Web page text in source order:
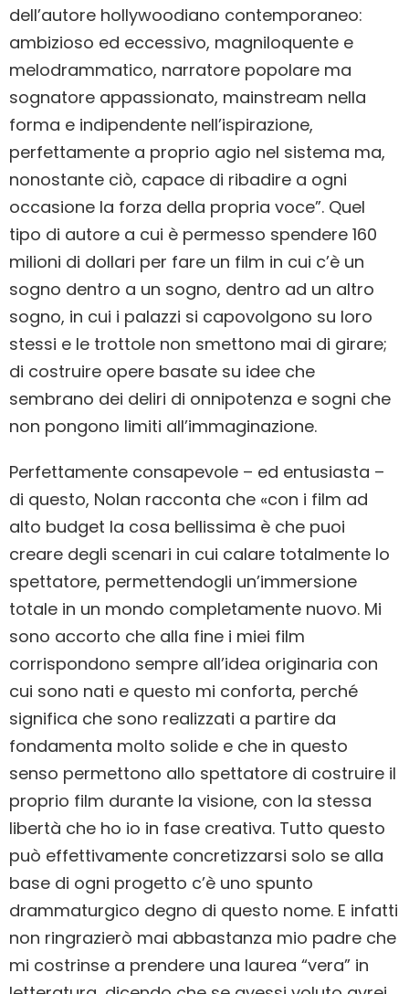
dell’autore hollywoodiano contemporaneo:
ambizioso ed eccessivo, magniloquente e
melodrammatico, narratore popolare ma
sognatore appassionato, mainstream nella
forma e indipendente nell’ispirazione,
perfettamente a proprio agio nel sistema ma,
nonostante ciò, capace di ribadire a ogni
occasione la forza della propria voce”. Quel
tipo di autore a cui è permesso spendere 160
milioni di dollari per fare un film in cui c’è un
sogno dentro a un sogno, dentro ad un altro
sogno, in cui i palazzi si capovolgono su loro
stessi e le trottole non smettono mai di girare;
di costruire opere basate su idee che
sembrano dei deliri di onnipotenza e sogni che
non pongono limiti all’immaginazione.
Perfettamente consapevole – ed entusiasta –
di questo, Nolan racconta che «con i film ad
alto budget la cosa bellissima è che puoi
creare degli scenari in cui calare totalmente lo
spettatore, permettendogli un’immersione
totale in un mondo completamente nuovo. Mi
sono accorto che alla fine i miei film
corrispondono sempre all’idea originaria con
cui sono nati e questo mi conforta, perché
significa che sono realizzati a partire da
fondamenta molto solide e che in questo
senso permettono allo spettatore di costruire il
proprio film durante la visione, con la stessa
libertà che ho io in fase creativa. Tutto questo
può effettivamente concretizzarsi solo se alla
base di ogni progetto c’è uno spunto
drammaturgico degno di questo nome. E infatti
non ringrazierò mai abbastanza mio padre che
mi costrinse a prendere una laurea “vera” in